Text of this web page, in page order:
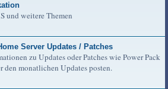
und weitere Themen
Server Updates / Patches
zu Updates oder Patches wie Power Pack
den monatlichen Updates posten.